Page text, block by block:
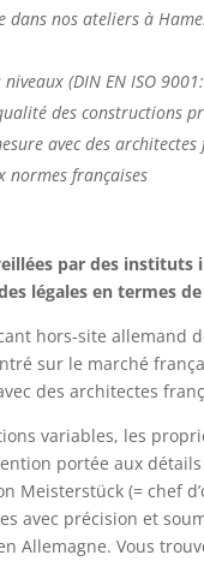
dans nos ateliers à
(DIN EN ISO
des constructions
avec des architectes
normes françaises
par des
légales en termes
hors-site allemand
sur le marché
des architectes
variables, les
portée aux
Meisterstück (= chef
avec précision et
Allemagne. Vous